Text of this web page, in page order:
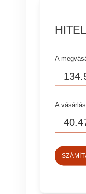
A
A